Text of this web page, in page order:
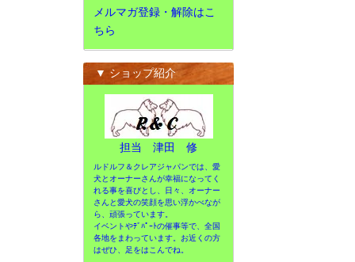
メルマガ登録・解除はこ
ちら
▼ ショップ紹介
担当 津田 修
ルドルフ＆クレアジャパンでは、愛
犬とオーナーさんが幸福になってく
れる事を喜びとし、日々、オーナー
さんと愛犬の笑顔を思い浮かべなが
ら、頑張っています。
イベントやﾃﾞﾊﾟｰﾄの催事等で、全国
各地をまわっています。お近くの方
はぜひ、足をはこんでね。